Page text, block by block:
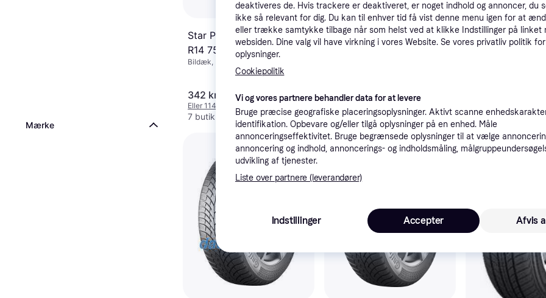
Mærke
Star Performer 4S 165/60
R14 75H
Bildæk, Helårsdæk, Vinterdæk,
Pigfri dæk, Personbil,
Hastighedsindeks H (210 km/t), T
(190 km/t)
342 kr. 351 kr.
Eller 114 kr./md.
7 butikker
Uniroyal WinterExpert
559 kr.
9 butikker 9 butikker
deaktiveres de. Hvis trackere er deaktiveret, er noget indhold og annoncer, du
ikke så relevant for dig. Du kan til enhver tid få vist denne menu igen for at
eller trække samtykke tilbage når som helst ved at klikke Indstillinger på linket
websiden. Dine valg vil have virkning i vores Website. Se vores privatliv politik
oplysninger.
Cookiepolitik
Vi og vores partnere behandler data for at levere
Bruge præcise geografiske placeringsoplysninger. Aktivt scanne
identifikation. Opbevare og/eller tilgå oplysninger på en enhed. Måle
annonceringseffektivitet. Bruge begrænsede oplysninger til at vælge
annoncering og indhold, annoncerings- og indholdsmåling,
udvikling af tjenester.
Liste over partnere (leverandører)
Indstillinger Afvis
Accepter